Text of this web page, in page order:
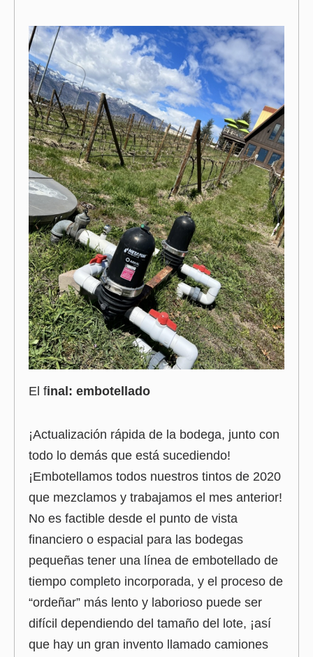
El final: embotellado
¡Actualización rápida de la bodega, junto con
todo lo demás que está sucediendo!
¡Embotellamos todos nuestros tintos de 2020
que mezclamos y trabajamos el mes anterior!
No es factible desde el punto de vista
financiero o espacial para las bodegas
pequeñas tener una línea de embotellado de
tiempo completo incorporada, y el proceso de
“ordeñar” más lento y laborioso puede ser
difícil dependiendo del tamaño del lote, ¡así
que hay un gran invento llamado camiones